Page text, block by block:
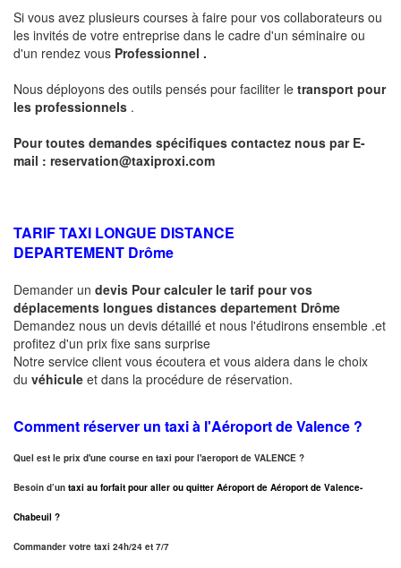
Si vous avez plusieurs courses à faire pour vos collaborateurs ou
les invités de votre entreprise dans le cadre d'un séminaire ou
d'un rendez vous Professionnel .
Nous déployons des outils pensés pour faciliter le transport pour
les professionnels .
Pour toutes demandes spécifiques contactez nous par E-
mail : reservation@taxiproxi.com
TARIF TAXI LONGUE DISTANCE
DEPARTEMENT Drôme
Demander un devis Pour calculer le tarif pour vos
déplacements longues distances departement Drôme
Demandez nous un devis détaillé et nous l'étudirons ensemble .et
profitez d'un prix fixe sans surprise
Notre service client vous écoutera et vous aidera dans le choix
du véhicule et dans la procédure de réservation.
Comment réserver un taxi à l'Aéroport de Valence ?
Quel est le prix d'une course en taxi pour l'aeroport de VALENCE ?
Besoin d’un taxi au forfait pour aller ou quitter Aéroport de Aéroport de Valence-
Chabeuil ?
Commander votre taxi 24h/24 et 7/7